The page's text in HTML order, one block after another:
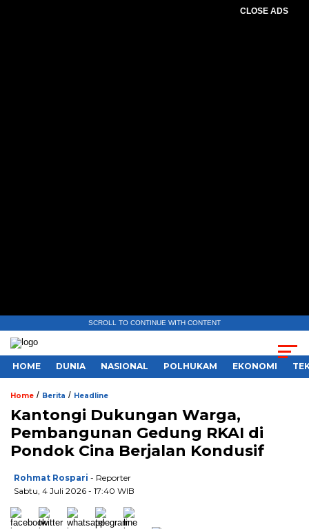
CLOSE ADS
SCROLL TO CONTINUE WITH CONTENT
HOME DUNIA NASIONAL POLHUKAM EKONOMI
Home / Berita / Headline
Kantongi Dukungan Warga,
Pembangunan Gedung RKAI di
Pondok Cina Berjalan Kondusif
Rohmat Rospari - Reporter
Sabtu, 4 Juli 2026 - 17:40 WIB